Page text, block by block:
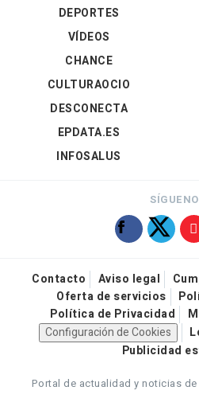
DEPORTES
VÍDEOS
CHANCE
CULTURAOCIO
DESCONECTA
EPDATA.ES
INFOSALUS
Contacto Aviso legal
Oferta de servicios
Política de Privacidad
Configuración de Cookies
Publicidad
Portal de actualidad y noticias